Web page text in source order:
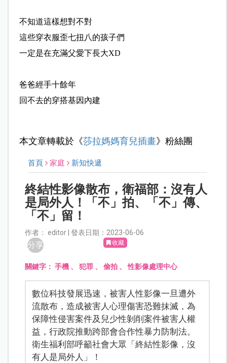
不知道這樣想對不對
這些穿衣服歪七扭八的孩子們
一定是在充滿父愛下長大XD
爸爸經手十餘年
回不去的穿搭基因內建
本文章轉載於《莎拉媽媽育兒插畫》粉絲團
首頁 家庭 新知快遞
終結性影像散布，衛福部：沒有人
是局外人！「不」拍、「不」傳、
「不」留！
作者： editor | 發表日期：2023-06-06
分享 收藏
關鍵字：手機 、犯罪 、偷拍 、性影像處理中心
數位科技發展迅速，被害人性影像一旦遭外
流散布，造成被害人心理傷害恐難抹滅，為
保障性侵害案件及兒少性剝削案件被害人權
益，行政院推動跨部會合作性暴力防制法。
衛生福利部呼籲社會大眾「終結性影像，沒
有人是局外人」！